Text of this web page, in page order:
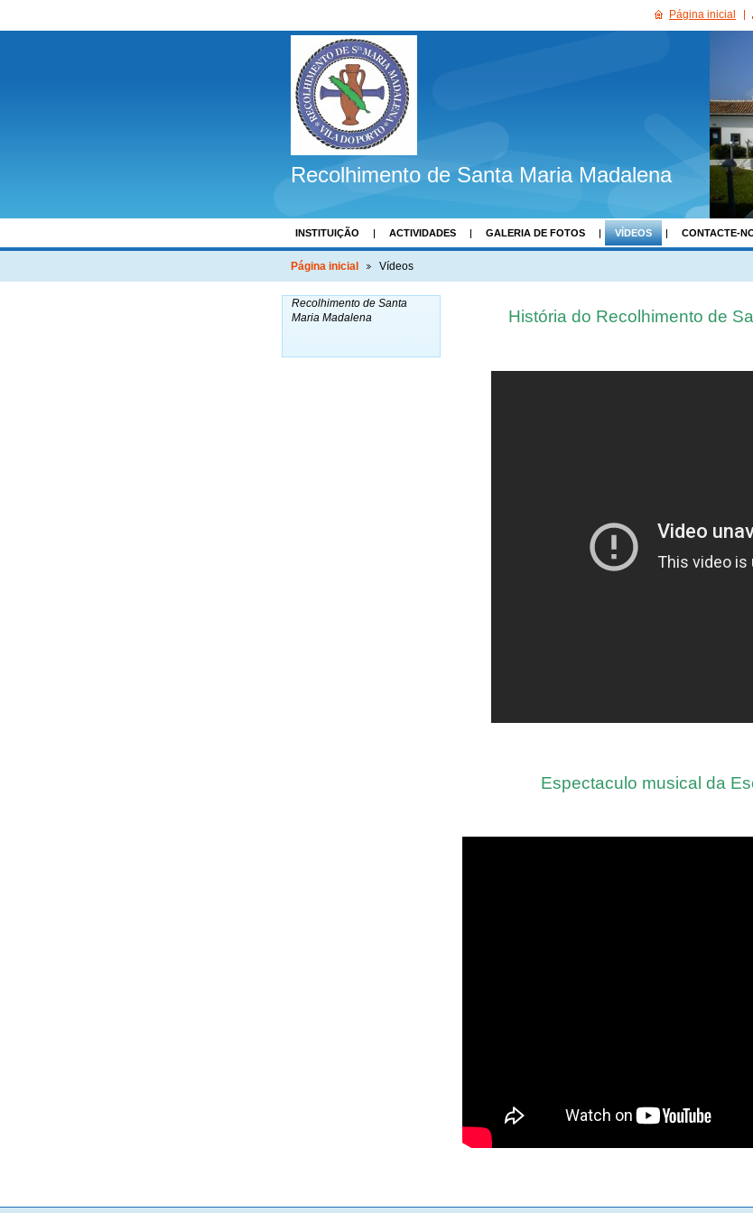
Recolhimento de Santa Maria Madalena
INSTITUIÇÃO ACTIVIDADES GALERIA DE FOTOS VÍDEOS CONTACTE-
COMENTÁRIOS
Página inicial Vídeos
História do Recolhimento de
Espectaculo musical da
Recolhimento de Santa
Maria Madalena
Página inicial